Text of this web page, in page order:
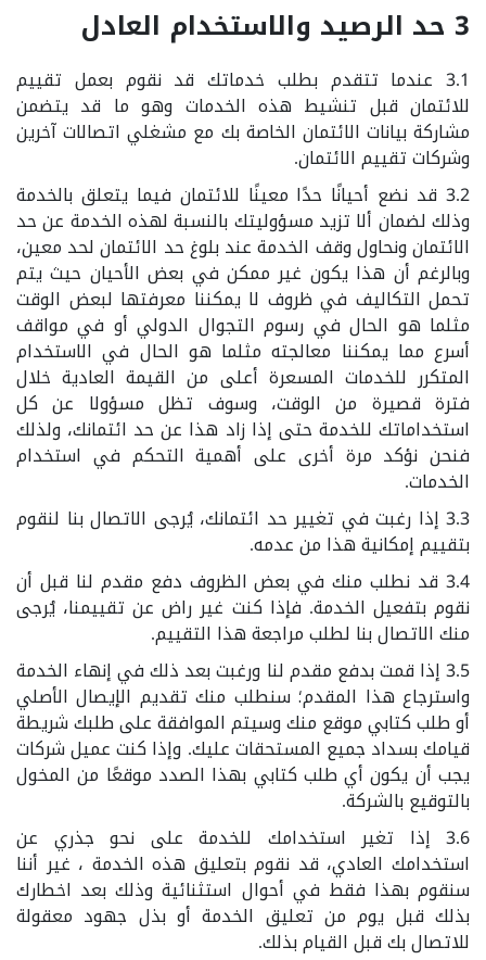
3 حد الرصيد والاستخدام العادل
3.1 عندما تتقدم بطلب خدماتك قد نقوم بعمل تقييم
للائتمان قبل تنشيط هذه الخدمات وهو ما قد يتضمن
مشاركة بيانات الائتمان الخاصة بك مع مشغلي اتصالات آخرين
وشركات تقييم الائتمان.
3.2 قد نضع أحيانًا حدًا معينًا للائتمان فيما يتعلق بالخدمة
وذلك لضمان ألا تزيد مسؤوليتك بالنسبة لهذه الخدمة عن حد
الائتمان ونحاول وقف الخدمة عند بلوغ حد الائتمان لحد معين،
وبالرغم أن هذا يكون غير ممكن في بعض الأحيان حيث يتم
تحمل التكاليف في ظروف لا يمكننا معرفتها لبعض الوقت
مثلما هو الحال في رسوم التجوال الدولي أو في مواقف
أسرع مما يمكننا معالجته مثلما هو الحال في الاستخدام
المتكرر للخدمات المسعرة أعلى من القيمة العادية خلال
فترة قصيرة من الوقت، وسوف تظل مسؤولا عن كل
استخداماتك للخدمة حتى إذا زاد هذا عن حد ائتمانك، ولذلك
فنحن نؤكد مرة أخرى على أهمية التحكم في استخدام
الخدمات.
3.3 إذا رغبت في تغيير حد ائتمانك، يُرجى الاتصال بنا لنقوم
بتقييم إمكانية هذا من عدمه.
3.4 قد نطلب منك في بعض الظروف دفع مقدم لنا قبل أن
نقوم بتفعيل الخدمة. فإذا كنت غير راض عن تقييمنا، يُرجى
منك الاتصال بنا لطلب مراجعة هذا التقييم.
3.5 إذا قمت بدفع مقدم لنا ورغبت بعد ذلك في إنهاء الخدمة
واسترجاع هذا المقدم؛ سنطلب منك تقديم الإيصال الأصلي
أو طلب كتابي موقع منك وسيتم الموافقة على طلبك شريطة
قيامك بسداد جميع المستحقات عليك. وإذا كنت عميل شركات
يجب أن يكون أي طلب كتابي بهذا الصدد موقعًا من المخول
بالتوقيع بالشركة.
3.6 إذا تغير استخدامك للخدمة على نحو جذري عن
استخدامك العادي، قد نقوم بتعليق هذه الخدمة ، غير أننا
سنقوم بهذا فقط في أحوال استثنائية وذلك بعد اخطارك
بذلك قبل يوم من تعليق الخدمة أو بذل جهود معقولة
للاتصال بك قبل القيام بذلك.